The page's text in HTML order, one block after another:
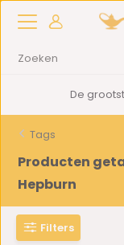
De
Tags
Producten
Hepburn
Filters